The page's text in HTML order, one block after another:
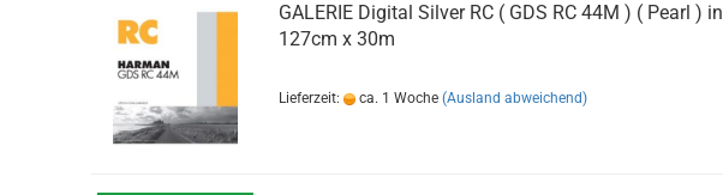
GALERIE Digital Silver RC ( GDS RC 44M ) ( Pearl ) in
127cm x 30m
Lieferzeit: ca. 1 Woche (Ausland abweichend)